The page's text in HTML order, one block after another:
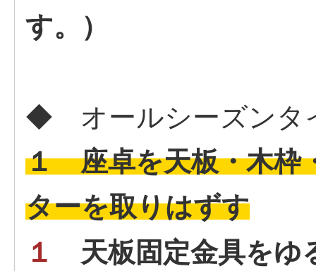
す。）
◆ オールシーズンタ
１ 座卓を天板・木枠
ターを取りはずす
１
天板固定金具を